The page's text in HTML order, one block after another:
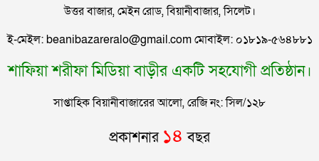
সিলেটে সড়ক দুর্ঘটনায় প্রাণ গেল যুবকের
ইউনূসকে সঙ্গে নিয়ে জুলাই স্মৃতি জাদুঘর উদ্বোধন করলেন
উত্তর বাজার, মেইন রোড, বিয়ানীবাজার, সিলেট।
ই-মেইল: beanibazareralo@gmail.com মোবাইল: ০১৮১৯-৫৬৪৮৮১
শাফিয়া শরীফা মিডিয়া বাড়ীর একটি সহযোগী প্রতিষ্ঠান।
সাপ্তাহিক বিয়ানীবাজারের আলো, রেজি নং: সিল/১২৮
প্রকাশনার ১৪ বছর